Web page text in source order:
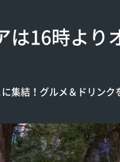
は16時より
集結！グルメ＆ドリン